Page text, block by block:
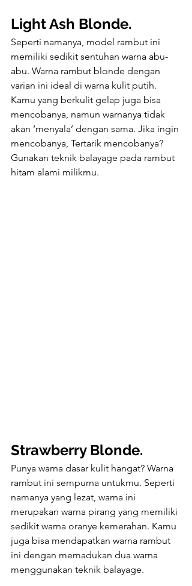
Light Ash Blonde.
Seperti namanya, model rambut ini
memiliki sedikit sentuhan warna abu-
abu. Warna rambut blonde dengan
varian ini ideal di warna kulit putih.
Kamu yang berkulit gelap juga bisa
mencobanya, namun warnanya tidak
akan ‘menyala’ dengan sama. Jika ingin
mencobanya, Tertarik mencobanya?
Gunakan teknik balayage pada rambut
hitam alami milikmu.
Strawberry Blonde.
Punya warna dasar kulit hangat? Warna
rambut ini sempurna untukmu. Seperti
namanya yang lezat, warna ini
merupakan warna pirang yang memiliki
sedikit warna oranye kemerahan. Kamu
juga bisa mendapatkan warna rambut
ini dengan memadukan dua warna
menggunakan teknik balayage.